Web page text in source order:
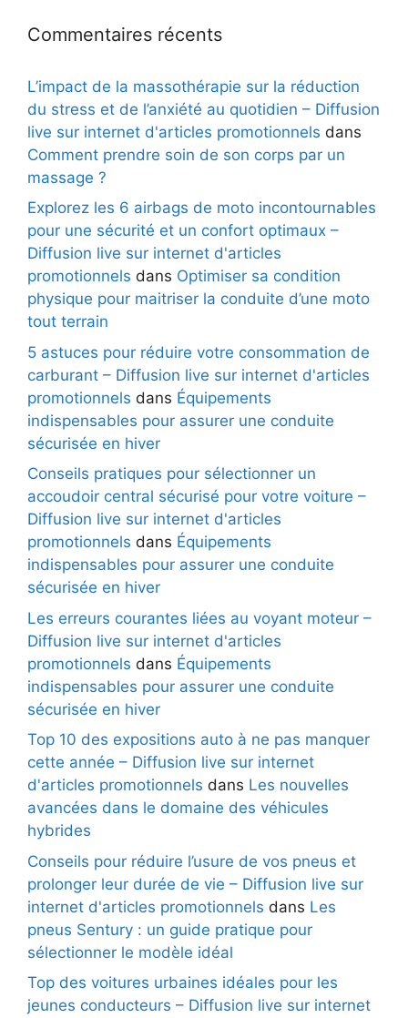
Commentaires récents
L’impact de la massothérapie sur la réduction
du stress et de l’anxiété au quotidien – Diffusion
live sur internet d'articles promotionnels dans
Comment prendre soin de son corps par un
massage ?
Explorez les 6 airbags de moto incontournables
pour une sécurité et un confort optimaux –
Diffusion live sur internet d'articles
promotionnels dans Optimiser sa condition
physique pour maitriser la conduite d’une moto
tout terrain
5 astuces pour réduire votre consommation de
carburant – Diffusion live sur internet d'articles
promotionnels dans Équipements
indispensables pour assurer une conduite
sécurisée en hiver
Conseils pratiques pour sélectionner un
accoudoir central sécurisé pour votre voiture –
Diffusion live sur internet d'articles
promotionnels dans Équipements
indispensables pour assurer une conduite
sécurisée en hiver
Les erreurs courantes liées au voyant moteur –
Diffusion live sur internet d'articles
promotionnels dans Équipements
indispensables pour assurer une conduite
sécurisée en hiver
Top 10 des expositions auto à ne pas manquer
cette année – Diffusion live sur internet
d'articles promotionnels dans Les nouvelles
avancées dans le domaine des véhicules
hybrides
Conseils pour réduire l’usure de vos pneus et
prolonger leur durée de vie – Diffusion live sur
internet d'articles promotionnels dans Les
pneus Sentury : un guide pratique pour
sélectionner le modèle idéal
Top des voitures urbaines idéales pour les
jeunes conducteurs – Diffusion live sur internet